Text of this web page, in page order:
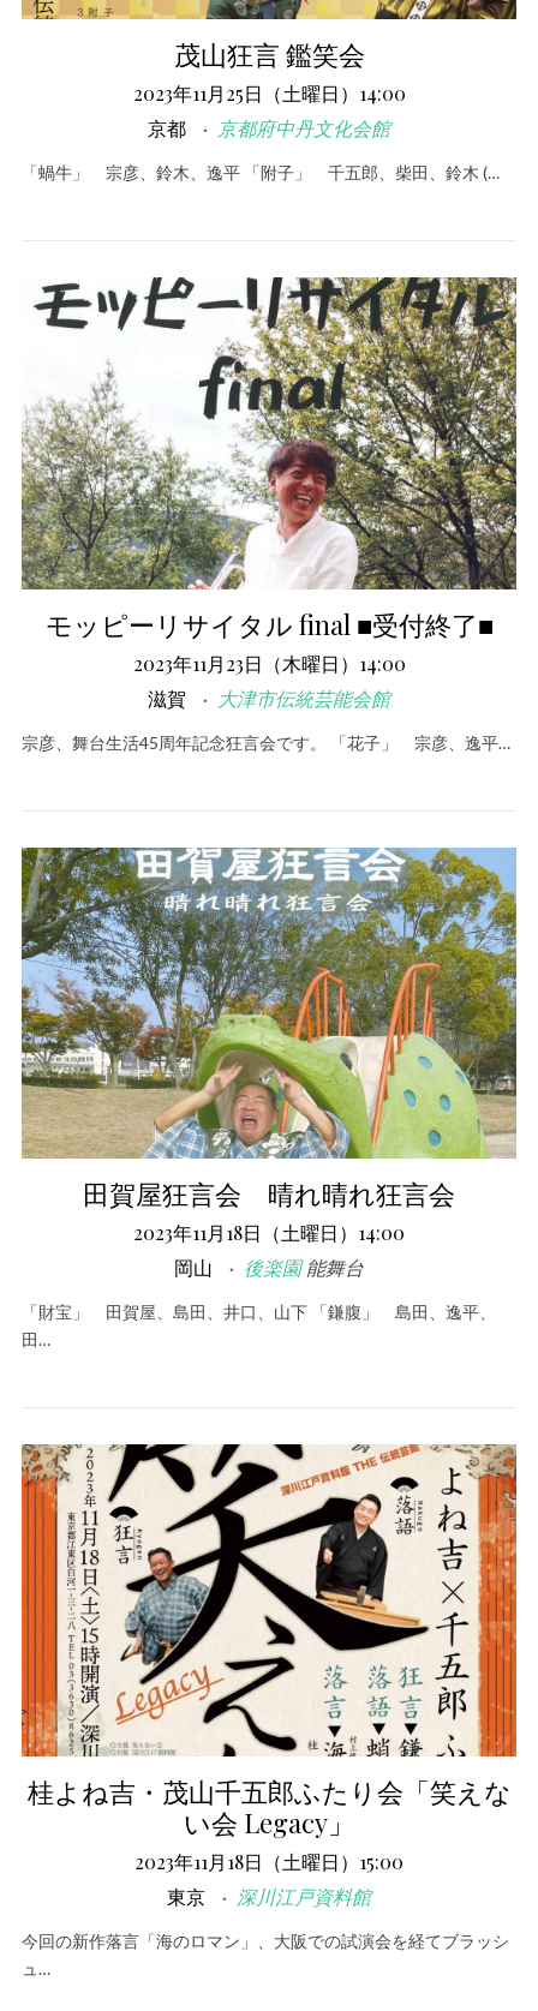
茂山狂言 鑑笑会
2023年11月25日（土曜日）14:00
京都
京都府中丹文化会館
「蝸牛」 宗彦、鈴木、逸平 「附子」 千五郎、柴田、鈴木 (…
モッピーリサイタル final ■受付終了■
2023年11月23日（木曜日）14:00
滋賀
大津市伝統芸能会館
宗彦、舞台生活45周年記念狂言会です。 「花子」 宗彦、逸平…
田賀屋狂言会 晴れ晴れ狂言会
2023年11月18日（土曜日）14:00
岡山
後楽園能舞台
「財宝」 田賀屋、島田、井口、山下 「鎌腹」 島田、逸平、
田…
桂よね吉・茂山千五郎ふたり会「笑えな
い会 Legacy」
2023年11月18日（土曜日）15:00
東京
深川江戸資料館
今回の新作落言「海のロマン」、大阪での試演会を経てブラッシ
ュ…